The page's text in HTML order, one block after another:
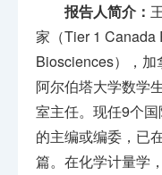
报告人简介：
家（Tier 1 Canada
Biosciences），加
阿尔伯塔大学数学
室主任。现任9个
的主编或编委，已
篇。在化学计量学